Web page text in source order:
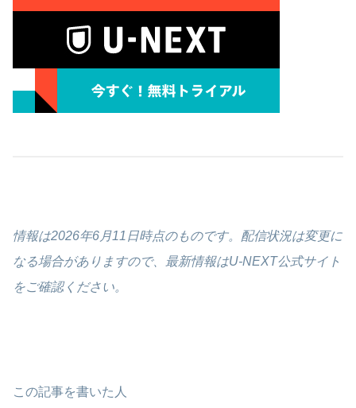
情報は2026年6月11日時点のものです。配信状況は変更に
なる場合がありますので、最新情報はU-NEXT公式サイト
をご確認ください。
この記事を書いた人